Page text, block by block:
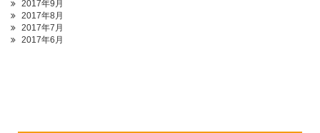
2017年9月
2017年8月
2017年7月
2017年6月